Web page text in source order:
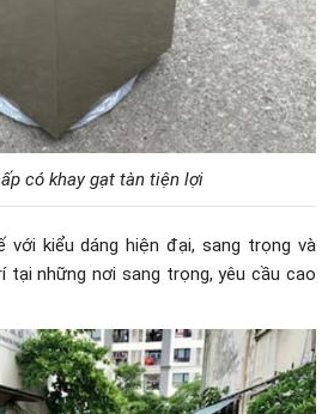
có khay gạt tàn tiện lợi
kiểu dáng hiện đại, sang trọng và
tại những nơi sang trọng, yêu cầu cao